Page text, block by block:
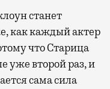
станет
как каждый актер
что Старица
уже второй раз, и
сама сила